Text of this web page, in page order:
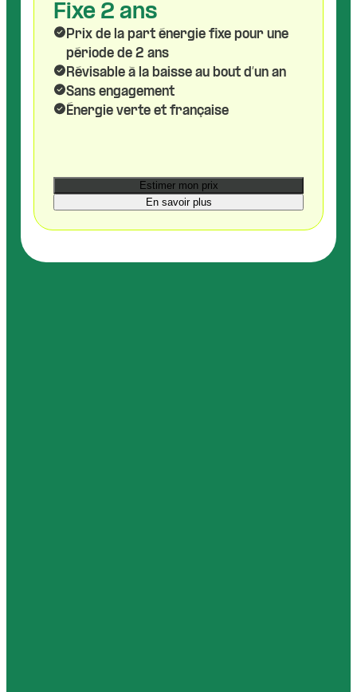
Fixe 2 ans
Prix de la part énergie fixe pour une
période de 2 ans
Révisable à la baisse au bout d’un an
Sans engagement
Énergie verte et française
Estimer mon prix
En savoir plus